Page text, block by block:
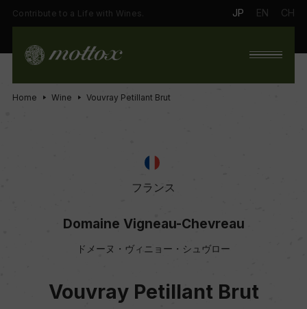
Contribute to a Life with Wines. JP EN CH
Home Wine Vouvray Petillant Brut
フランス
Domaine Vigneau-Chevreau
ドメーヌ・ヴィニョー・シュヴロー
Vouvray Petillant Brut